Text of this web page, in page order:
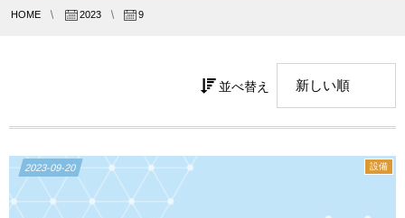
HOME 2023 9
並べ替え
2023-09-20 設備